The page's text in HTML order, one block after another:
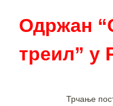
Одржан
треил” у
Трчање